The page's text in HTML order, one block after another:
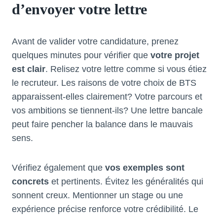
d’envoyer votre lettre
Avant de valider votre candidature, prenez
quelques minutes pour vérifier que votre projet
est clair. Relisez votre lettre comme si vous étiez
le recruteur. Les raisons de votre choix de BTS
apparaissent-elles clairement? Votre parcours et
vos ambitions se tiennent-ils? Une lettre bancale
peut faire pencher la balance dans le mauvais
sens.
Vérifiez également que vos exemples sont
concrets et pertinents. Évitez les généralités qui
sonnent creux. Mentionner un stage ou une
expérience précise renforce votre crédibilité. Le